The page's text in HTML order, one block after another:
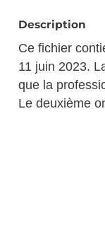
Description
Ce fichier
11 juin 2023.
que la
Le deuxième